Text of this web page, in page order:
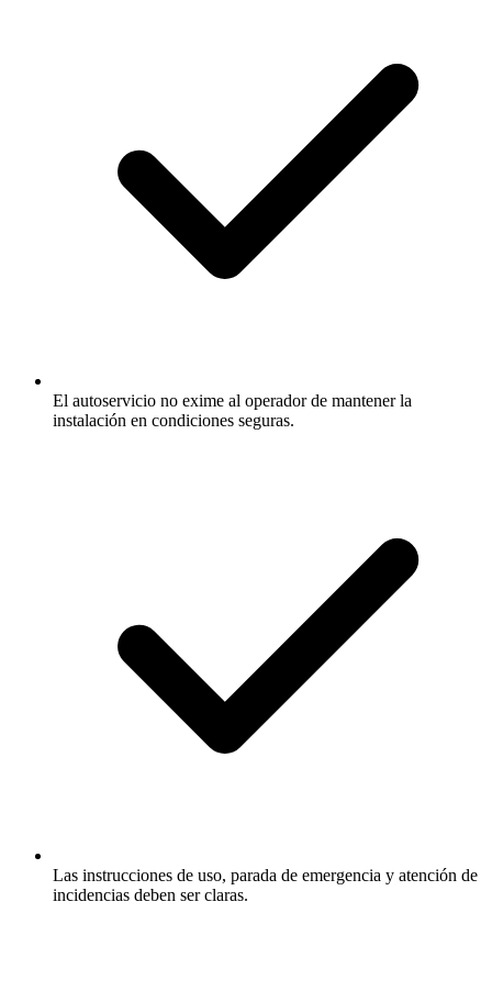
El autoservicio no exime al operador de mantener la
instalación en condiciones seguras.
Las instrucciones de uso, parada de emergencia y atención de
incidencias deben ser claras.